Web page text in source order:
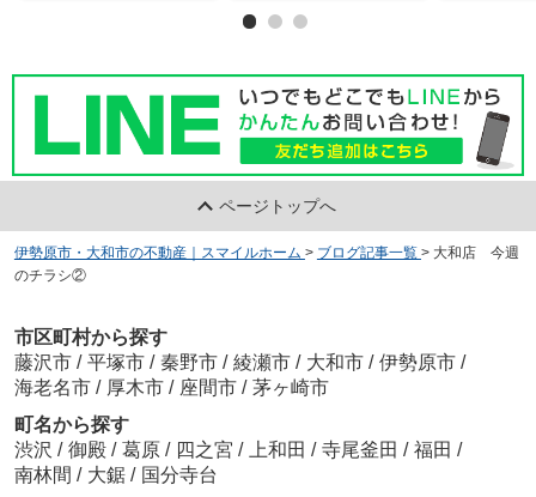
ページトップへ
伊勢原市・大和市の不動産｜スマイルホーム > ブログ記事一覧 > 大和店 今週
のチラシ②
市区町村から探す
藤沢市 / 平塚市 / 秦野市 / 綾瀬市 / 大和市 / 伊勢原市 /
海老名市 / 厚木市 / 座間市 / 茅ヶ崎市
町名から探す
渋沢 / 御殿 / 葛原 / 四之宮 / 上和田 / 寺尾釜田 / 福田 /
南林間 / 大鋸 / 国分寺台